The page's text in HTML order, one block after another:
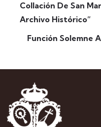
Collación De San
Archivo Histórico”
Función Solemne